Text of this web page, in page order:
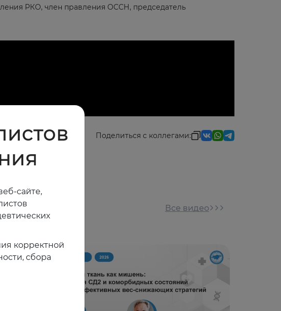
РКО, член правления ОССН, председатель
Поделиться с коллегами:
Все видео
сайте,
корректной
сбора